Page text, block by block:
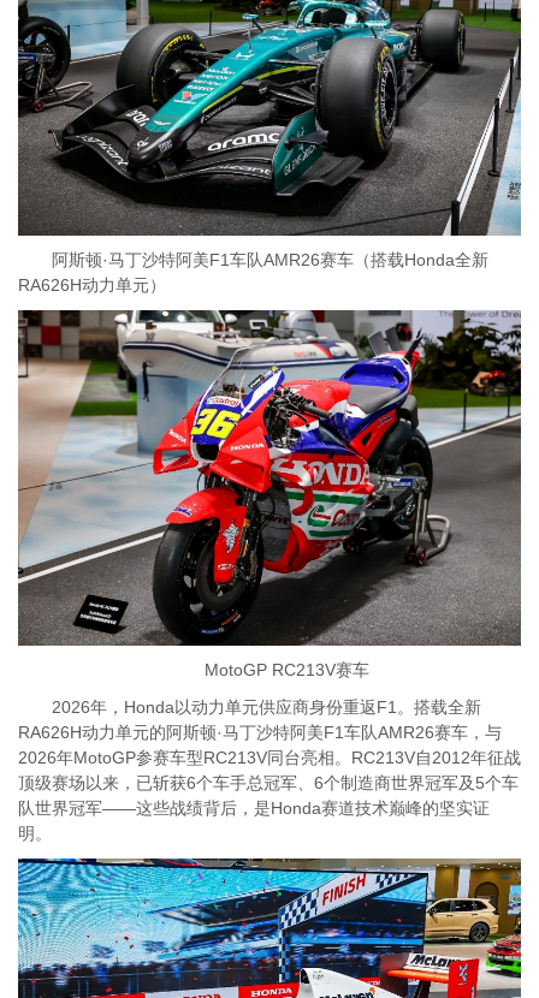
阿斯顿·马丁沙特阿美F1车队AMR26赛车（搭载Honda全新
RA626H动力单元）
MotoGP RC213V赛车
2026年，Honda以动力单元供应商身份重返F1。搭载全新
RA626H动力单元的阿斯顿·马丁沙特阿美F1车队AMR26赛车，与
2026年MotoGP参赛车型RC213V同台亮相。RC213V自2012年征战
顶级赛场以来，已斩获6个车手总冠军、6个制造商世界冠军及5个车
队世界冠军——这些战绩背后，是Honda赛道技术巅峰的坚实证
明。